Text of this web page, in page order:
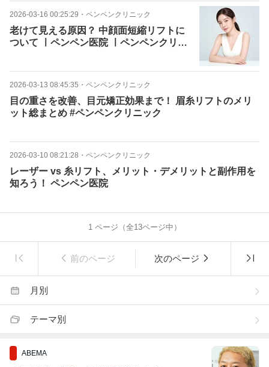
2026-03-16 00:25:29 ・ ペンペンクリニック
老けて見える原因？ 中顔面短縮リフトに
ついて ㅣペンペン医院 ㅣペンペンクリニ
2026-03-13 08:45:35 ・ ペンペンクリニック
目の重さを改善、目元矯正効果まで！ 眉糸リフトのメリ
ット総まとめ #ペンペンクリニック
2026-03-10 08:21:28 ・ ペンペンクリニック
レーザー vs 糸リフト、メリット・デメリットと副作用を
知ろう！ ペンペン医院
1ページ（全13ページ中）
前のページ 次のページ
月別
テーマ別
ABEMA